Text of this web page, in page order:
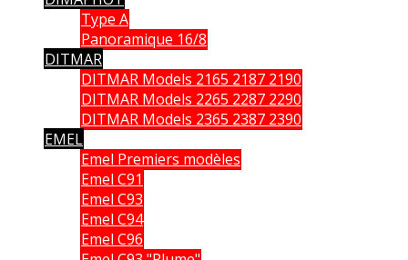
Type A
Panoramique 16/8
DITMAR
DITMAR Models 2165 2187 2190
DITMAR Models 2265 2287 2290
DITMAR Models 2365 2387 2390
EMEL
Emel Premiers modèles
Emel C91
Emel C93
Emel C94
Emel C96